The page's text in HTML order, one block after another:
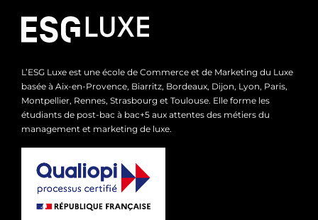
L’ESG Luxe est une école de Commerce et de Marketing du Luxe
basée à Aix-en-Provence, Biarritz, Bordeaux, Dijon, Lyon, Paris,
Montpellier, Rennes, Strasbourg et Toulouse. Elle forme les
étudiants de post-bac à bac+5 aux attentes des métiers du
management et marketing de luxe.